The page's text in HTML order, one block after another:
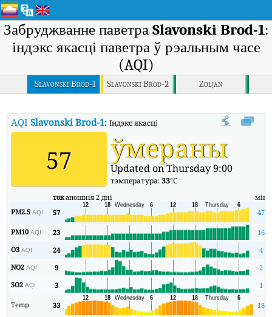
Забруджванне паветра Slavonski Brod-1:
індэкс якасці паветра ў рэальным часе
(AQI)
Slavonski Brod-1 Slavonski Brod-2 Zoljan
AQISlavonski Brod-1:Індэкс якасці паветра Slavonski Brod-1 у
57 ўмераны
Updated on Thursday 9:00
тэмпература:33°C
токапошнія 2 дні мін
PM2.5AQI 57 47
PM10AQI 23
16
O3AQI 24
4
NO2AQI 9
2
SO2AQI 3 1
Temp 33 18